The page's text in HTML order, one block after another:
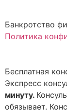
Банкротство
Политика
Бесплатная
Экспресс
минуту.
обязывает.